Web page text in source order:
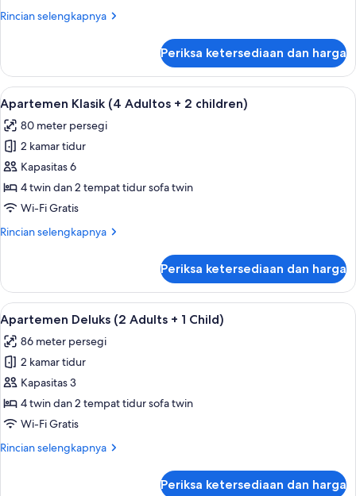
+
Rincian selengkapnya
Rincian
Apartemen
Klasik
(2
Adults
+
3
children)
Periksa ketersediaan dan harga
Lihat
semua
foto
untuk
Apartemen
Klasik
(4
+
8
Apartemen Klasik (4 Adultos + 2 children)
80 meter persegi
2 kamar tidur
Kapasitas 6
4 twin dan 2 tempat tidur sofa twin
Wi-Fi Gratis
Rincian selengkapnya
Rincian
Apartemen
Klasik
(4
Adultos
+
2
children)
Periksa ketersediaan dan harga
Lihat
semua
foto
untuk
Apartemen
Deluks
(2
+
9
Apartemen Deluks (2 Adults + 1 Child)
86 meter persegi
2 kamar tidur
Kapasitas 3
4 twin dan 2 tempat tidur sofa twin
Wi-Fi Gratis
Rincian selengkapnya
Rincian
Periksa ketersediaan dan harga